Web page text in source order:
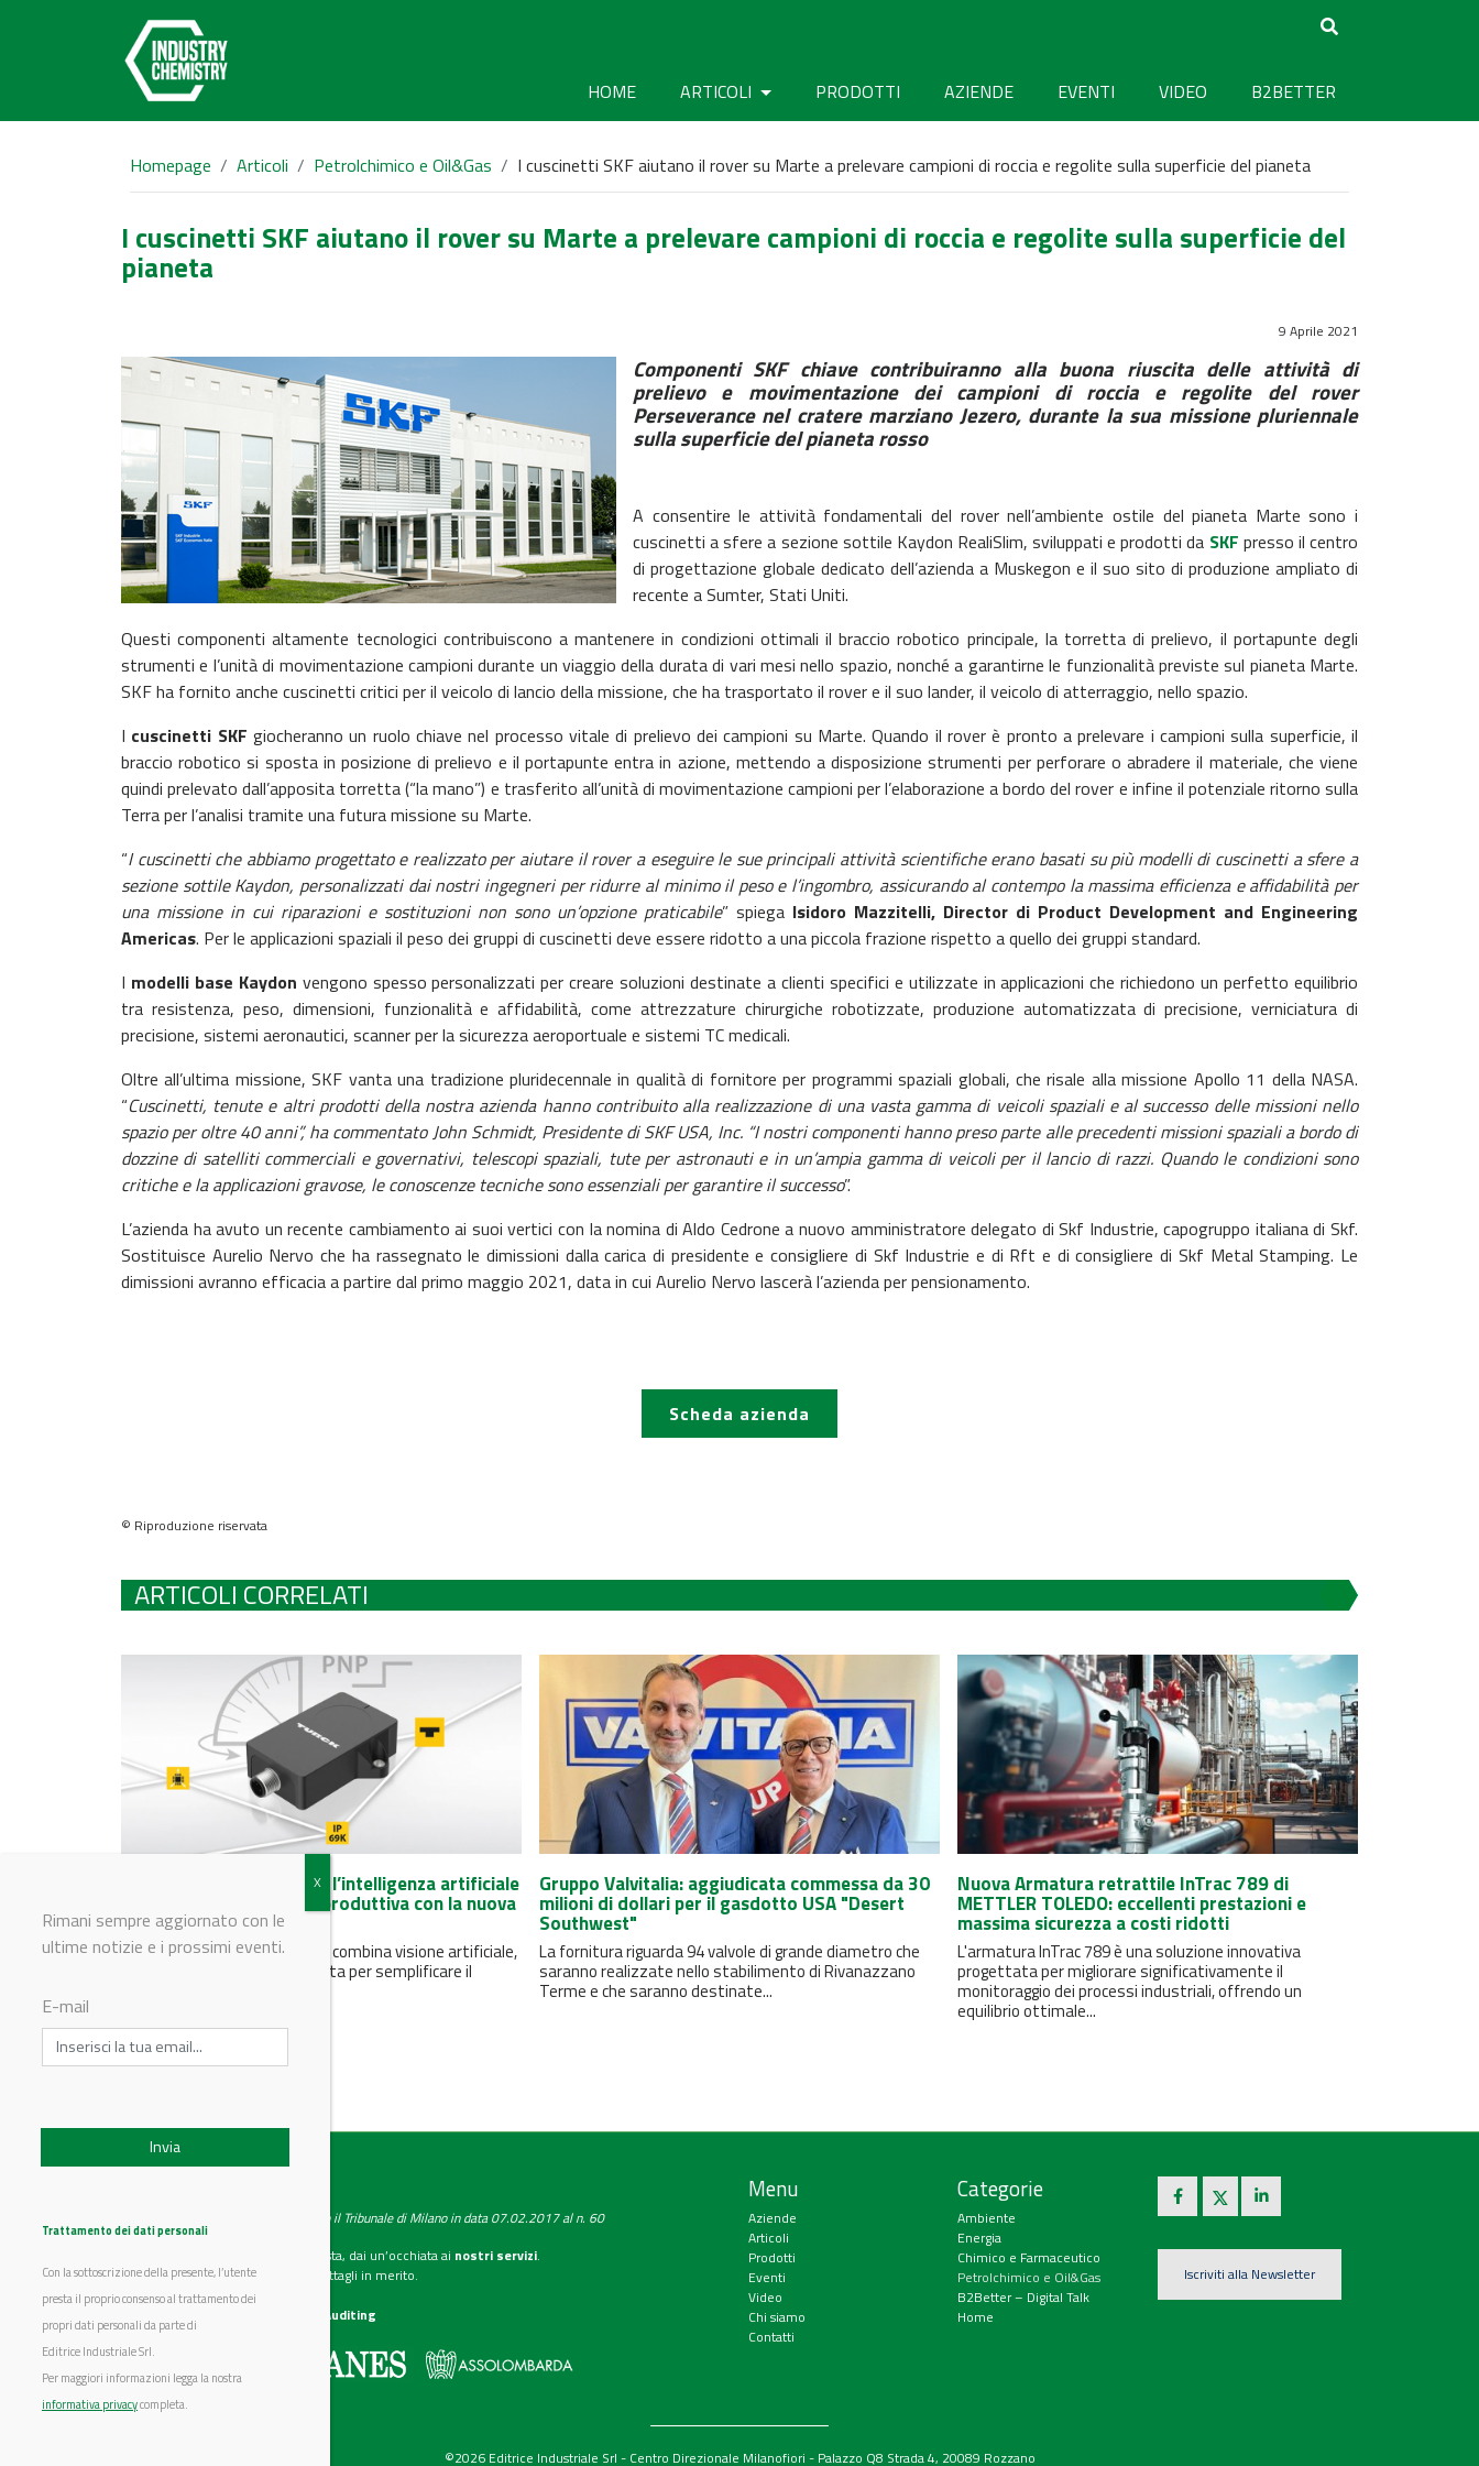
HOME ARTICOLI PRODOTTI AZIENDE EVENTI VIDEO B2BETTER
Homepage Articoli Petrolchimico e Oil&Gas I cuscinetti SKF aiutano il rover su Marte a prelevare campioni di roccia e regolite sulla superficie del pianeta
I cuscinetti SKF aiutano il rover su Marte a prelevare campioni di roccia e regolite sulla superficie del
pianeta
9 Aprile 2021
Componenti SKF chiave contribuiranno alla buona riuscita delle attività di
prelievo e movimentazione dei campioni di roccia e regolite del rover
Perseverance nel cratere marziano Jezero, durante la sua missione pluriennale
sulla superficie del pianeta rosso
A consentire le attività fondamentali del rover nell’ambiente ostile del pianeta Marte sono i
cuscinetti a sfere a sezione sottile Kaydon RealiSlim, sviluppati e prodotti da SKF presso il centro
di progettazione globale dedicato dell’azienda a Muskegon e il suo sito di produzione ampliato di
recente a Sumter, Stati Uniti.
Questi componenti altamente tecnologici contribuiscono a mantenere in condizioni ottimali il braccio robotico principale, la torretta di prelievo, il portapunte degli
strumenti e l’unità di movimentazione campioni durante un viaggio della durata di vari mesi nello spazio, nonché a garantirne le funzionalità previste sul pianeta Marte.
SKF ha fornito anche cuscinetti critici per il veicolo di lancio della missione, che ha trasportato il rover e il suo lander, il veicolo di atterraggio, nello spazio.
I cuscinetti SKF giocheranno un ruolo chiave nel processo vitale di prelievo dei campioni su Marte. Quando il rover è pronto a prelevare i campioni sulla superficie, il
braccio robotico si sposta in posizione di prelievo e il portapunte entra in azione, mettendo a disposizione strumenti per perforare o abradere il materiale, che viene
quindi prelevato dall’apposita torretta (“la mano”) e trasferito all’unità di movimentazione campioni per l’elaborazione a bordo del rover e infine il potenziale ritorno sulla
Terra per l’analisi tramite una futura missione su Marte.
“I cuscinetti che abbiamo progettato e realizzato per aiutare il rover a eseguire le sue principali attività scientifiche erano basati su più modelli di cuscinetti a sfere a
sezione sottile Kaydon, personalizzati dai nostri ingegneri per ridurre al minimo il peso e l’ingombro, assicurando al contempo la massima efficienza e affidabilità per
una missione in cui riparazioni e sostituzioni non sono un’opzione praticabile” spiega Isidoro Mazzitelli, Director di Product Development and Engineering
Americas. Per le applicazioni spaziali il peso dei gruppi di cuscinetti deve essere ridotto a una piccola frazione rispetto a quello dei gruppi standard.
I modelli base Kaydon vengono spesso personalizzati per creare soluzioni destinate a clienti specifici e utilizzate in applicazioni che richiedono un perfetto equilibrio
tra resistenza, peso, dimensioni, funzionalità e affidabilità, come attrezzature chirurgiche robotizzate, produzione automatizzata di precisione, verniciatura di
precisione, sistemi aeronautici, scanner per la sicurezza aeroportuale e sistemi TC medicali.
Oltre all’ultima missione, SKF vanta una tradizione pluridecennale in qualità di fornitore per programmi spaziali globali, che risale alla missione Apollo 11 della NASA.
“Cuscinetti, tenute e altri prodotti della nostra azienda hanno contribuito alla realizzazione di una vasta gamma di veicoli spaziali e al successo delle missioni nello
spazio per oltre 40 anni”, ha commentato John Schmidt, Presidente di SKF USA, Inc. “I nostri componenti hanno preso parte alle precedenti missioni spaziali a bordo di
dozzine di satelliti commerciali e governativi, telescopi spaziali, tute per astronauti e in un’ampia gamma di veicoli per il lancio di razzi. Quando le condizioni sono
critiche e la applicazioni gravose, le conoscenze tecniche sono essenziali per garantire il successo”.
L’azienda ha avuto un recente cambiamento ai suoi vertici con la nomina di Aldo Cedrone a nuovo amministratore delegato di Skf Industrie, capogruppo italiana di Skf.
Sostituisce Aurelio Nervo che ha rassegnato le dimissioni dalla carica di presidente e consigliere di Skf Industrie e di Rft e di consigliere di Skf Metal Stamping. Le
dimissioni avranno efficacia a partire dal primo maggio 2021, data in cui Aurelio Nervo lascerà l’azienda per pensionamento.
Scheda azienda
© Riproduzione riservata
ARTICOLI CORRELATI
Turck Banner Italia porta l’intelligenza artificiale
direttamente sulla linea produttiva con la nuova
telecamera TIV
TIV - TURCK Intelligent Vision combina visione artificiale,
AI e potenza di calcolo integrata per semplificare il
Gruppo Valvitalia: aggiudicata commessa da 30
milioni di dollari per il gasdotto USA "Desert
Southwest"
La fornitura riguarda 94 valvole di grande diametro che
saranno realizzate nello stabilimento di Rivanazzano
Terme e che saranno destinate...
Nuova Armatura retrattile InTrac 789 di
METTLER TOLEDO: eccellenti prestazioni e
massima sicurezza a costi ridotti
L'armatura InTrac 789 è una soluzione innovativa
progettata per migliorare significativamente il
monitoraggio dei processi industriali, offrendo un
equilibrio ottimale...
Testata giornalistica registrata presso il Tribunale di Milano in data 07.02.2017 al n. 60
Se vuoi diventare nostro inserzionista, dai un’occhiata ai nostri servizi.
Scarica il mediakitper maggiori dettagli in merito.
CSST WebAuditing
Editrice Industriale è associata a:
Menu
Aziende
Articoli
Prodotti
Eventi
Video
Chi siamo
Contatti
Categorie
Ambiente
Energia
Chimico e Farmaceutico
Petrolchimico e Oil&Gas
B2Better – Digital Talk
Home
Iscriviti alla Newsletter
©2026 Editrice Industriale Srl - Centro Direzionale Milanofiori - Palazzo Q8 Strada 4, 20089 Rozzano
Rimani sempre aggiornato con le
ultime notizie e i prossimi eventi.
E-mail
Trattamento dei dati personali
Con la sottoscrizione della presente, l’utente
presta il proprio consenso al trattamento dei
propri dati personali da parte di
Editrice Industriale Srl.
Per maggiori informazioni legga la nostra
informativa privacycompleta.